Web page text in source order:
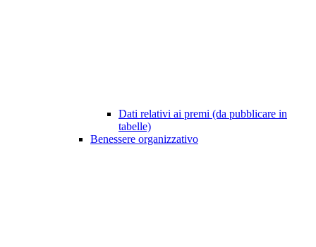
Dati relativi ai premi (da pubblicare in
tabelle)
Benessere organizzativo